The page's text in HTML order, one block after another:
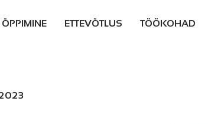
ÕPPIMINE ETTEVÕTLUS TÖÖKOHAD